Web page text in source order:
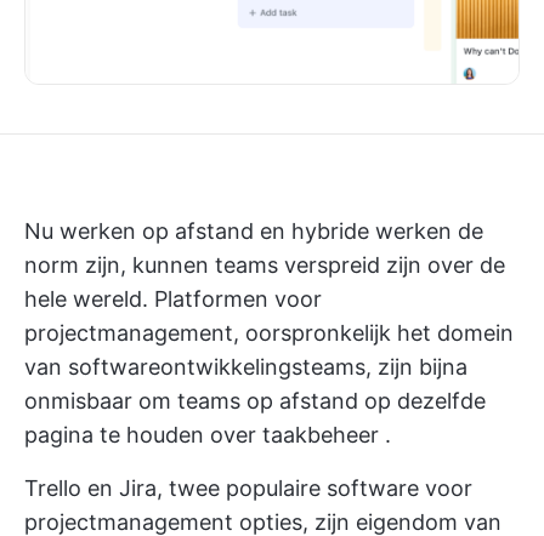
Nu werken op afstand en hybride werken de
norm zijn, kunnen teams verspreid zijn over de
hele wereld. Platformen voor
projectmanagement, oorspronkelijk het domein
van softwareontwikkelingsteams, zijn bijna
onmisbaar om teams op afstand op dezelfde
pagina te houden over taakbeheer .
Trello en Jira, twee populaire software voor
projectmanagement opties, zijn eigendom van